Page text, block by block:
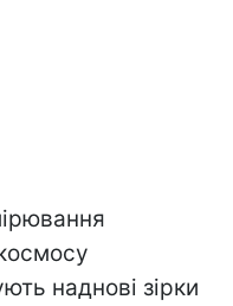
наднові зірки